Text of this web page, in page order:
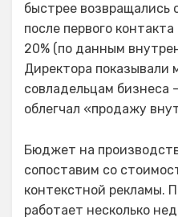
быстрее возвращались
после первого
20% (по данным
Директора показывали
совладельцам бизнеса
облегчал «продажу
Бюджет на
сопоставим со
контекстной рекламы.
работает несколько